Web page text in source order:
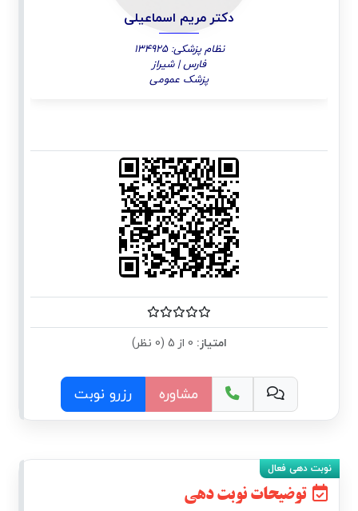
دکتر مریم اسماعیلی
نظام پزشکی: 134925
فارس | شیراز
پزشک عمومی
امتیاز:
مشاوره رزرو نوبت
توضیحات نوبت دهی